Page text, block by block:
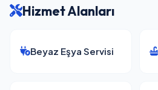
Hizmet Alanları
Beyaz Eşya Servisi